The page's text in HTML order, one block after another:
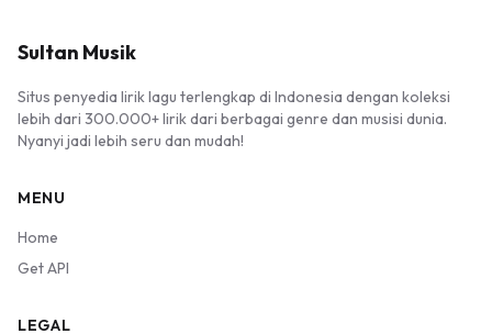
Sultan Musik
Situs penyedia lirik lagu terlengkap di Indonesia dengan koleksi
lebih dari 300.000+ lirik dari berbagai genre dan musisi dunia.
Nyanyi jadi lebih seru dan mudah!
MENU
Home
Get API
LEGAL